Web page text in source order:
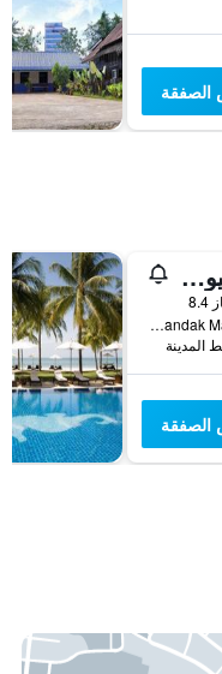
فندق باي فيو لانكاوي
Jalan Pandak Mayah 1, Langkawi, ماليزيا